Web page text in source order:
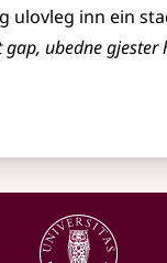
ulovleg inn ein
ubedne